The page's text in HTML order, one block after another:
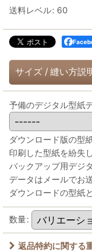
送料レベル: 60
サイズ / 縫い方説
予備のデジタル型紙
ダウンロード版の型
印刷した型紙を紛失
バックアップ用デジ
データはメールでお
ダウンロードの型紙
数量:
返品特約に関する